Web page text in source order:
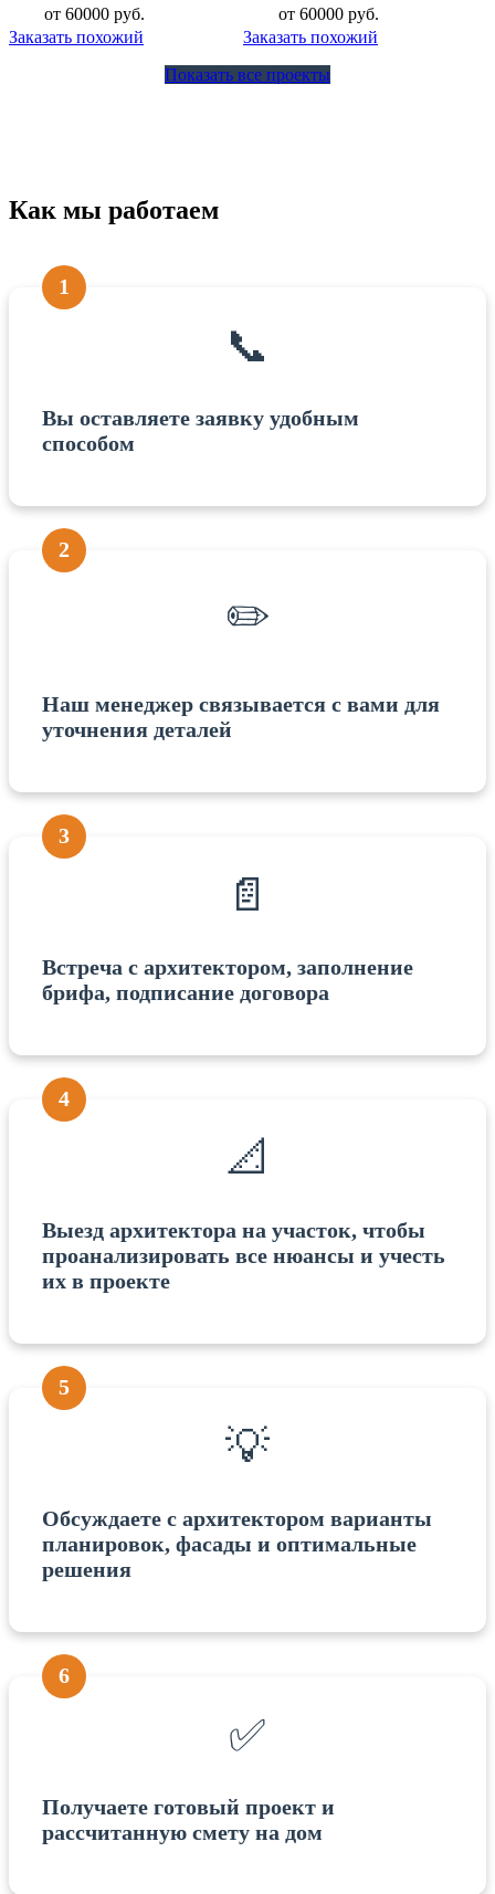
от 60000 руб.
Заказать похожий
от 60000 руб.
Заказать похожий
Показать все проекты
Как мы работаем
1
📞
Вы оставляете заявку удобным
способом
2
✏️
Наш менеджер связывается с вами для
уточнения деталей
3
📄
Встреча с архитектором, заполнение
брифа, подписание договора
4
📐
Выезд архитектора на участок, чтобы
проанализировать все нюансы и учесть
их в проекте
5
💡
Обсуждаете с архитектором варианты
планировок, фасады и оптимальные
решения
6
✅
Получаете готовый проект и
рассчитанную смету на дом